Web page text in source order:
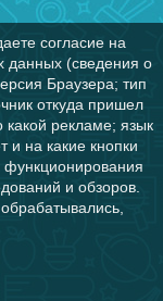
согласие на
данных (сведения о
Браузера; тип
откуда пришел
какой рекламе; язык
и на какие кнопки
функционирования
и обзоров.